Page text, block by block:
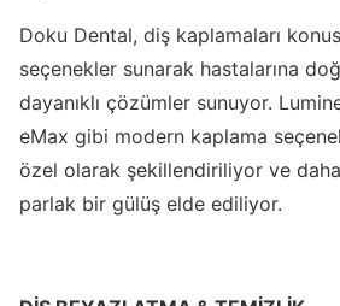
Doku Dental, diş kaplamaları
seçenekler sunarak hastalarına
dayanıklı çözümler sunuyor.
eMax gibi modern kaplama
özel olarak şekillendiriliyor ve daha
parlak bir gülüş elde ediliyor.